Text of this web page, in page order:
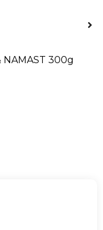
NAMAST 300g